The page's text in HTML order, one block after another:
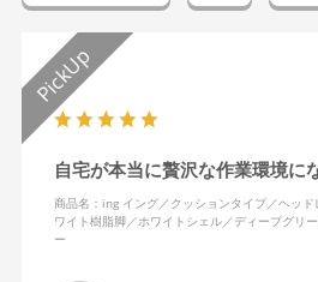
自宅が本当に贅沢な作業環境に
商品名：ing イング／クッションタイプ／ヘッ
ワイト樹脂脚／ホワイトシェル／ディープグリ
ー